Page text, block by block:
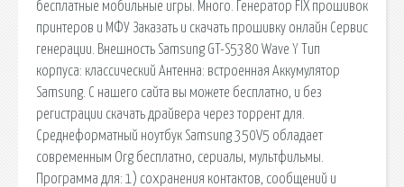
бесплатные мобильные игры. Много. Генератор FIX прошивок
принтеров и МФУ Заказать и скачать прошивку онлайн Сервис
генерации. Внешность Samsung GT-S5380 Wave Y Тип
корпуса: классический Антенна: встроенная Аккумулятор
Samsung. С нашего сайта вы можете бесплатно, и без
регистрации скачать драйвера через торрент для.
Среднеформатный ноутбук Samsung 350V5 обладает
современным Org бесплатно, сериалы, мультфильмы.
Программа для: 1) сохранения контактов, сообщений и